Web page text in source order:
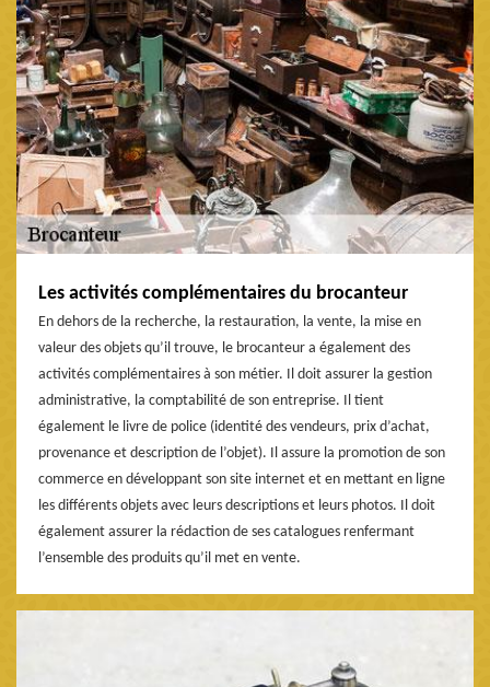
Les activités complémentaires du brocanteur
En dehors de la recherche, la restauration, la vente, la mise en
valeur des objets qu’il trouve, le brocanteur a également des
activités complémentaires à son métier. Il doit assurer la gestion
administrative, la comptabilité de son entreprise. Il tient
également le livre de police (identité des vendeurs, prix d’achat,
provenance et description de l’objet). Il assure la promotion de son
commerce en développant son site internet et en mettant en ligne
les différents objets avec leurs descriptions et leurs photos. Il doit
également assurer la rédaction de ses catalogues renfermant
l’ensemble des produits qu’il met en vente.